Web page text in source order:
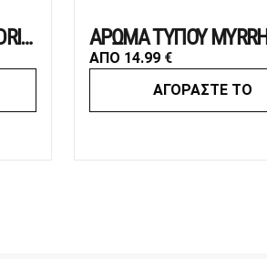
ΑΡΩΜΑ ΤΥΠΟΥ ALEXANDRIA II
ΑΠΟ 14.99 €
ΑΓΟΡΑΣΤΕ ΤΟ